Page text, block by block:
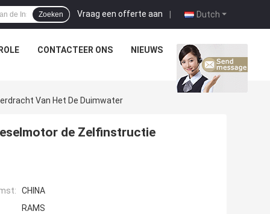
Dutch
Vraag een offerte aan |
Zoeken
CONTACTEER ONS NIEUWS GEVALLEN
Van Het De Duimwater
de Zelfinstructie
CHINA
RAMS